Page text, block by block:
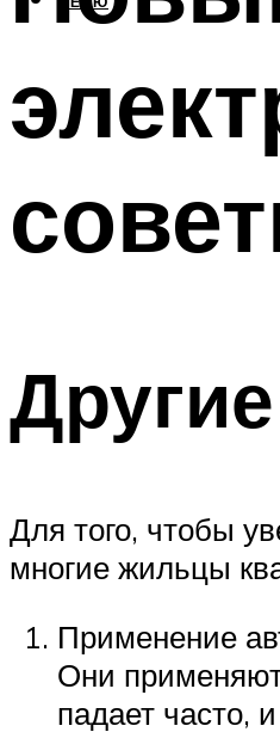
Для того, чтобы
многие жильцы
Применение
Они
падает часто,